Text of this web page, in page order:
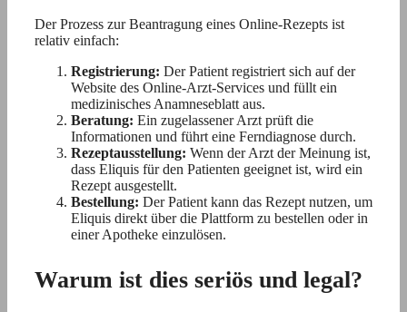
Der Prozess zur Beantragung eines Online-Rezepts ist
relativ einfach:
Registrierung: Der Patient registriert sich auf der
Website des Online-Arzt-Services und füllt ein
medizinisches Anamneseblatt aus.
Beratung: Ein zugelassener Arzt prüft die
Informationen und führt eine Ferndiagnose durch.
Rezeptausstellung: Wenn der Arzt der Meinung ist,
dass Eliquis für den Patienten geeignet ist, wird ein
Rezept ausgestellt.
Bestellung: Der Patient kann das Rezept nutzen, um
Eliquis direkt über die Plattform zu bestellen oder in
einer Apotheke einzulösen.
Warum ist dies seriös und legal?